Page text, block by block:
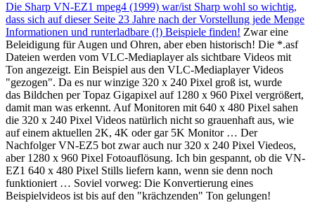
Die Sharp VN-EZ1 mpeg4 (1999) war/ist Sharp wohl so wichtig,
dass sich auf dieser Seite 23 Jahre nach der Vorstellung jede Menge
Informationen und runterladbare (!) Beispiele finden! Zwar eine
Beleidigung für Augen und Ohren, aber eben historisch! Die *.asf
Dateien werden vom VLC-Mediaplayer als sichtbare Videos mit
Ton angezeigt. Ein Beispiel aus den VLC-Mediaplayer Videos
"gezogen". Da es nur winzige 320 x 240 Pixel groß ist, wurde
das Bildchen per Topaz Gigapixel auf 1280 x 960 Pixel vergrößert,
damit man was erkennt. Auf Monitoren mit 640 x 480 Pixel sahen
die 320 x 240 Pixel Videos natürlich nicht so grauenhaft aus, wie
auf einem aktuellen 2K, 4K oder gar 5K Monitor … Der
Nachfolger VN-EZ5 bot zwar auch nur 320 x 240 Pixel Viedeos,
aber 1280 x 960 Pixel Fotoauflösung. Ich bin gespannt, ob die VN-
EZ1 640 x 480 Pixel Stills liefern kann, wenn sie denn noch
funktioniert … Soviel vorweg: Die Konvertierung eines
Beispielvideos ist bis auf den "krächzenden" Ton gelungen!